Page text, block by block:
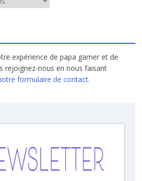
expérience de papa gamer et de
rejoignez-nous en nous faisant
formulaire de contact.